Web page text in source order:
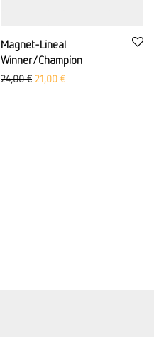
Magnet-Lineal
Winner/Champion
24,00€ Ursprünglicher Preis war:
21,00 €Aktueller Preis ist: